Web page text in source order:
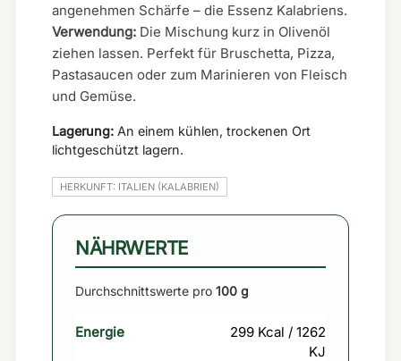
angenehmen Schärfe – die Essenz Kalabriens.
Verwendung: Die Mischung kurz in Olivenöl
ziehen lassen. Perfekt für Bruschetta, Pizza,
Pastasaucen oder zum Marinieren von Fleisch
und Gemüse.
Lagerung: An einem kühlen, trockenen Ort
lichtgeschützt lagern.
HERKUNFT: ITALIEN (KALABRIEN)
NÄHRWERTE
Durchschnittswerte pro 100 g
Energie
299 Kcal / 1262
KJ